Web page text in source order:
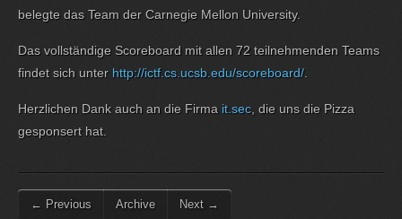
belegte das Team der Carnegie Mellon University.
Das vollständige Scoreboard mit allen 72 teilnehmenden Teams
findet sich unter http://ictf.cs.ucsb.edu/scoreboard/
Herzlichen Dank auch an die Firma it.sec , die uns die Pizza
gesponsert hat.
← Previous Archive Next →